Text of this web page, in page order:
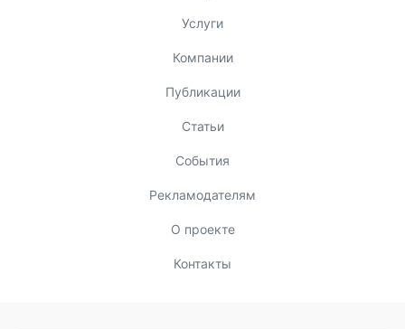
Услуги
Компании
Публикации
Статьи
События
Рекламодателям
О проекте
Контакты